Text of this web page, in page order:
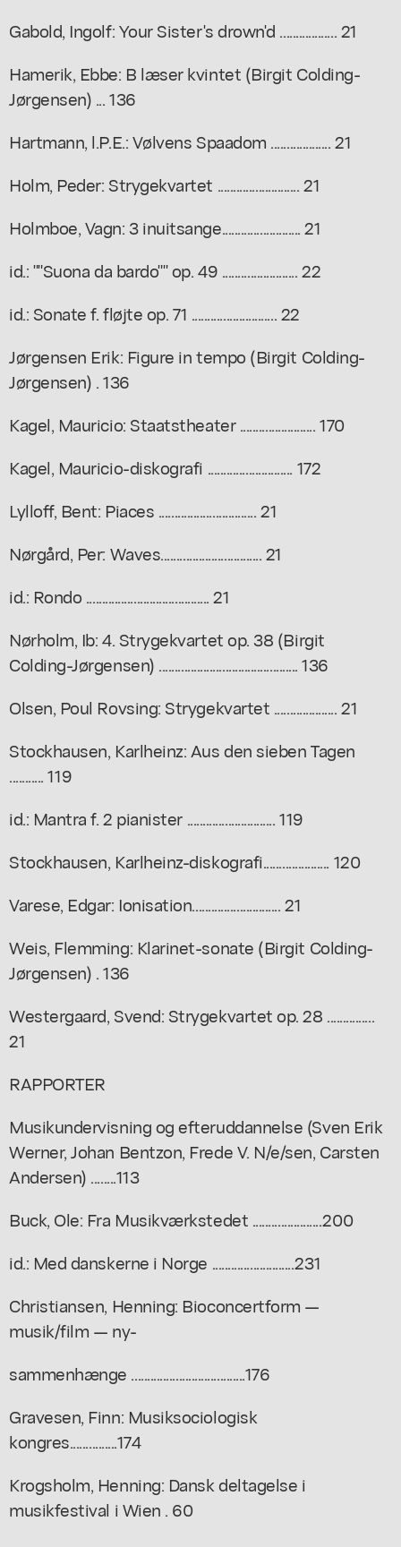
Gabold, Ingolf: Your Sister's drown'd .................. 21
Hamerik, Ebbe: B læser kvintet (Birgit Colding-
Jørgensen) ... 136
Hartmann, l.P.E.: Vølvens Spaadom ................... 21
Holm, Peder: Strygekvartet .......................... 21
Holmboe, Vagn: 3 inuitsange......................... 21
id.: ""Suona da bardo"" op. 49 ........................ 22
id.: Sonate f. fløjte op. 71 ........................... 22
Jørgensen Erik: Figure in tempo (Birgit Colding-
Jørgensen) . 136
Kagel, Mauricio: Staatstheater ........................ 170
Kagel, Mauricio-diskografi ........................... 172
Lylloff, Bent: Piaces ............................... 21
Nørgård, Per: Waves................................ 21
id.: Rondo ....................................... 21
Nørholm, Ib: 4. Strygekvartet op. 38 (Birgit
Colding-Jørgensen) ............................................ 136
Olsen, Poul Rovsing: Strygekvartet .................... 21
Stockhausen, Karlheinz: Aus den sieben Tagen
........... 119
id.: Mantra f. 2 pianister ............................ 119
Stockhausen, Karlheinz-diskografi..................... 120
Varese, Edgar: Ionisation............................ 21
Weis, Flemming: Klarinet-sonate (Birgit Colding-
Jørgensen) . 136
Westergaard, Svend: Strygekvartet op. 28 ...............
21
RAPPORTER
Musikundervisning og efteruddannelse (Sven Erik
Werner, Johan Bentzon, Frede V. N/e/sen, Carsten
Andersen) ........113
Buck, Ole: Fra Musikværkstedet ......................200
id.: Med danskerne i Norge ..........................231
Christiansen, Henning: Bioconcertform —
musik/film — ny-
sammenhænge ....................................176
Gravesen, Finn: Musiksociologisk
kongres...............174
Krogsholm, Henning: Dansk deltagelse i
musikfestival i Wien . 60